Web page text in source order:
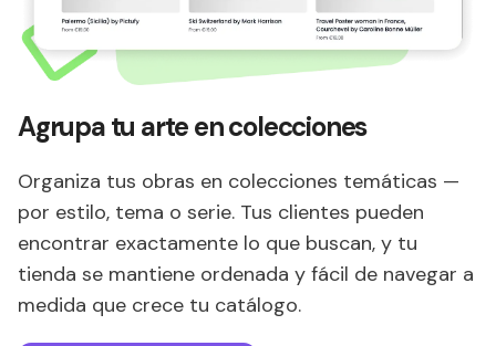
Agrupa tu arte en colecciones
Organiza tus obras en colecciones temáticas —
por estilo, tema o serie. Tus clientes pueden
encontrar exactamente lo que buscan, y tu
tienda se mantiene ordenada y fácil de navegar a
medida que crece tu catálogo.